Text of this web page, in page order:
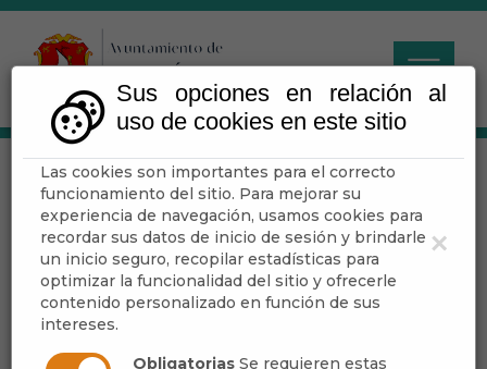
×
Sus opciones en relación al
uso de cookies en este sitio
Las cookies son importantes para el correcto
funcionamiento del sitio. Para mejorar su
experiencia de navegación, usamos cookies para
recordar sus datos de inicio de sesión y brindarle
un inicio seguro, recopilar estadísticas para
optimizar la funcionalidad del sitio y ofrecerle
contenido personalizado en función de sus
intereses.
Obligatorias Se requieren estas
Servicios
Financieros